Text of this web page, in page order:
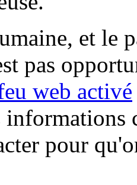
et le
pas
web activé
informations
pour